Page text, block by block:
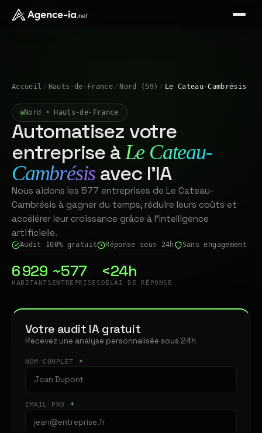
Accueil / Hauts-de-France / Nord (59) / Le Cateau-Cambrésis
Nord • Hauts-de-France
Automatisez votre
entreprise à Le Cateau-
Cambrésis avec l'IA
Nous aidons les 577 entreprises de Le Cateau-
Cambrésis à gagner du temps, réduire leurs coûts et
accélérer leur croissance grâce à l'intelligence
artificielle.
Audit 100% gratuit Réponse sous 24h Sans engagement
6 929
HABITANTS
~577
ENTREPRISES
<24h
DÉLAI DE RÉPONSE
Votre audit IA gratuit
Recevez une analyse personnalisée sous 24h
NOM COMPLET *
EMAIL PRO *